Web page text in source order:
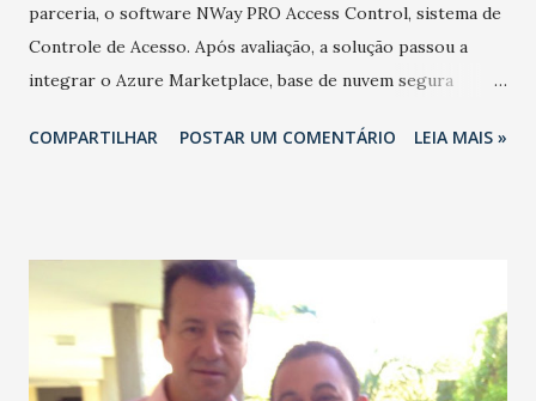
parceria, o software NWay PRO Access Control, sistema de
Controle de Acesso. Após avaliação, a solução passou a
integrar o Azure Marketplace, base de nuvem segura
plataforma que se conecta com mais de três milhões de
condomínios residenciais e comerciais, hospitais, empresas,
clubes, indústrias, universidades, colégios, dentre outros. A
solução é implantada em conjunto com os equipamentos de
segurança física e patrimonial, comercializados pelos
COMPARTILHAR POSTAR UM COMENTÁRIO LEIA MAIS »